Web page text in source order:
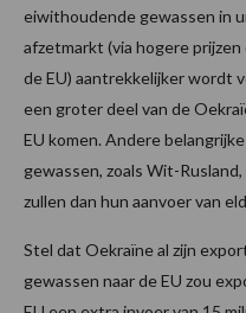
eiwithoudende gewassen in
afzetmarkt (via hogere
de EU) aantrekkelijker wordt
een groter deel van de
EU komen. Andere
gewassen, zoals Wit-
zullen dan hun aanvoer van
Stel dat Oekraïne al zijn
gewassen naar de EU zou